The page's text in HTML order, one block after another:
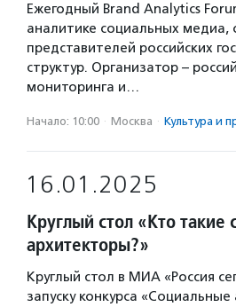
Ежегодный Brand Analytics
аналитике социальных медиа,
представителей российских
структур. Организатор –
мониторинга и…
Начало: 10:00 · Москва · Культура и
16.01.2025
Круглый стол «Кто такие
архитекторы?»
Круглый стол в МИА «Россия
запуску конкурса